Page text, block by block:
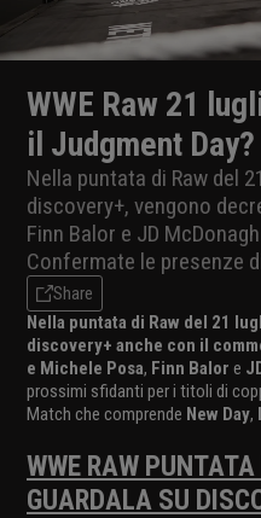
WWE Raw 21
il Judgment Day?
Nella puntata di Raw del
discovery+, vengono
Finn Balor e JD
Confermate le presenze
Share
Nella puntata di Raw del 21
discovery+ anche con il
e Michele Posa, Finn Balor e
prossimi sfidanti per i titoli di
Match che comprende New Day,
WWE RAW
GUARDALA SU